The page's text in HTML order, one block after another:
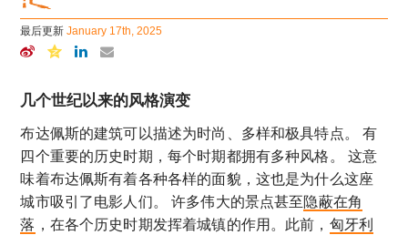
几个世纪以来的风格演变
最后更新January 17th, 2025
布达佩斯的建筑可以描述为时尚、多样和极具特点。 有
四个重要的历史时期，每个时期都拥有多种风格。 这意
味着布达佩斯有着各种各样的面貌，这也是为什么这座
城市吸引了电影人们。 许多伟大的景点甚至隐蔽在角
落 ，在各个历史时期发挥着城镇的作用。此前， 匈牙利